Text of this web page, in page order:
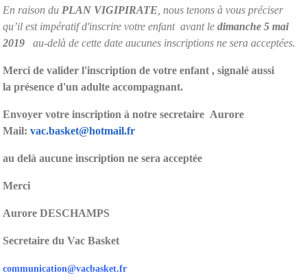
En raison du PLAN VIGIPIRATE , nous tenons à vous préciser
qu’il est impératif d'inscrire votre enfant avant le dimanche 5 mai
2019
au-delà de cette date aucunes inscriptions ne sera acceptées.
Merci de valider l'inscription de votre enfant , signalé aussi
la présence d'un adulte accompagnant.
Envoyer votre inscription à notre secretaire Aurore
Mail: vac.basket@hotmail.fr
au delà aucune inscription ne sera acceptée
Merci
Aurore DESCHAMPS
Secretaire du Vac Basket
communication@vacbasket.fr